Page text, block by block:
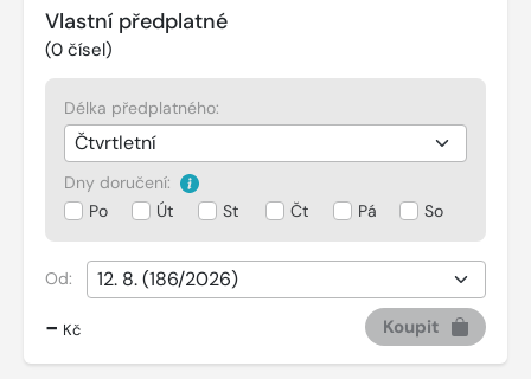
Vlastní předplatné
(0 čísel)
Délka předplatného:
Dny doručení:
Po
Út St Čt Pá So
Od:
- Kč Koupit